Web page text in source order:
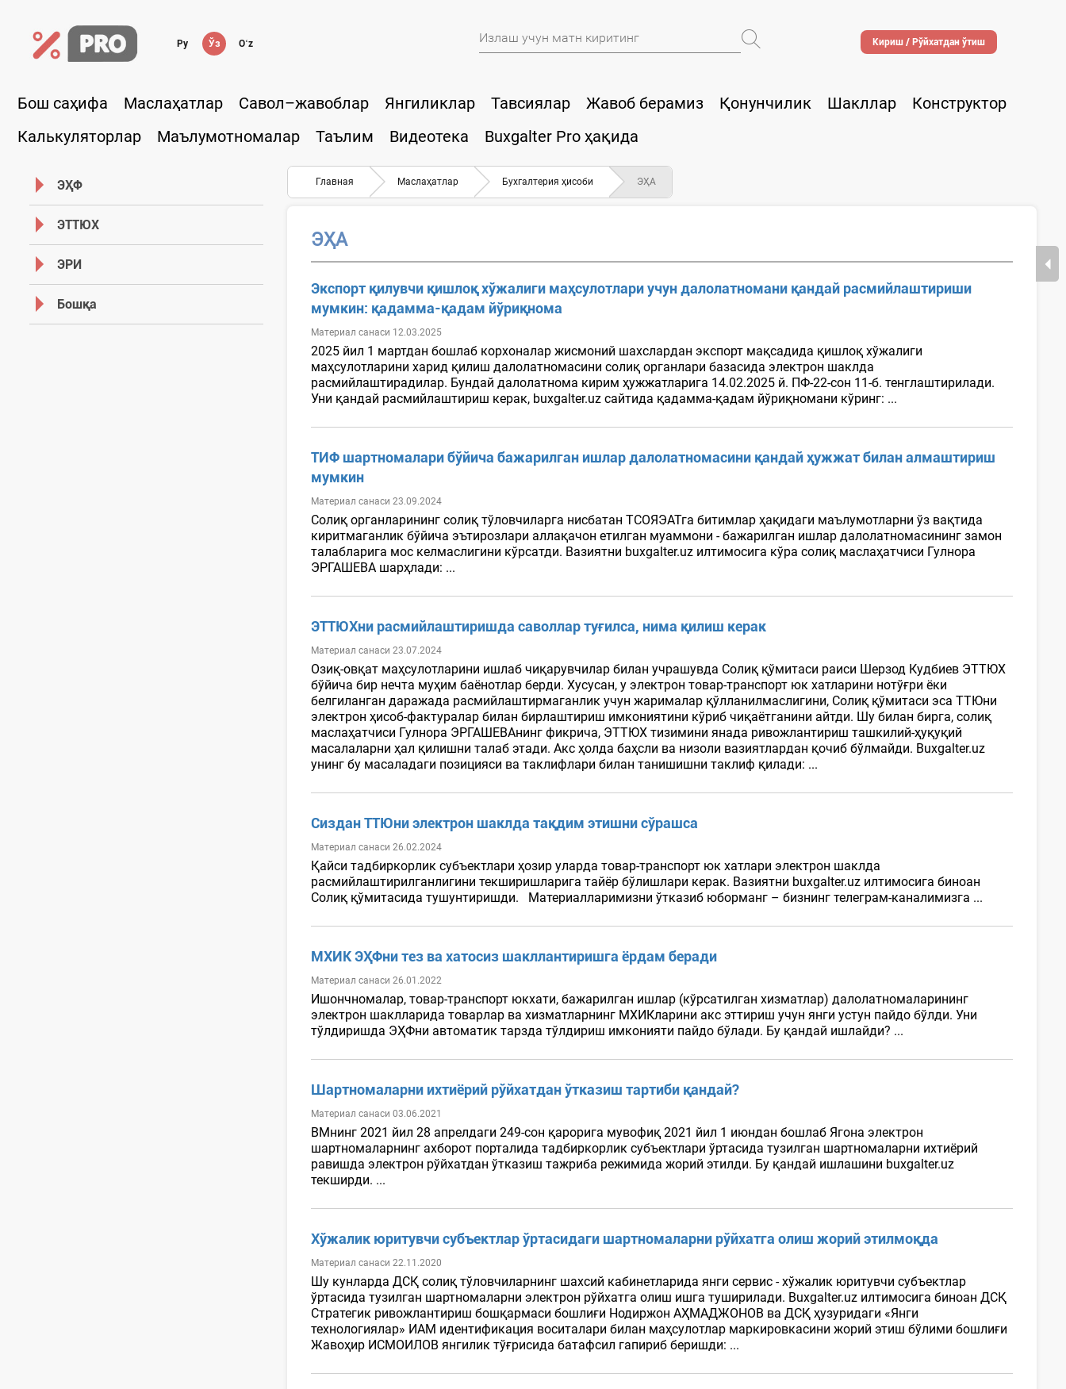
Ру Ўз Oʻz Кириш / Рўйхатдан ўтиш
Бош саҳифа Маслаҳатлар Савол–жавоблар Янгиликлар Тавсиялар Жавоб берамиз Қонунчилик Шакллар
Конструктор
Калькуляторлар
Маълумотномалар Таълим Видеотека Buxgalter Pro ҳақида
ЭҲФ
ЭТТЮХ
ЭРИ
Бошқа
Главная Маслаҳатлар Бухгалтерия ҳисоби ЭҲА
ЭҲА
Экспорт қилувчи қишлоқ хўжалиги маҳсулотлари учун далолатномани қандай расмийлаштириши
мумкин: қадамма-қадам йўриқнома
Материал санаси 12.03.2025
2025 йил 1 мартдан бошлаб корхоналар жисмоний шахслардан экспорт мақсадида қишлоқ хўжалиги
маҳсулотларини харид қилиш далолатномасини солиқ органлари базасида электрон шаклда
расмийлаштирадилар. Бундай далолатнома кирим ҳужжатларига 14.02.2025 й. ПФ-22-сон 11-б. тенглаштирилади.
Уни қандай расмийлаштириш керак, buxgalter.uz сайтида қадамма-қадам йўриқномани кўринг: ...
ТИФ шартномалари бўйича бажарилган ишлар далолатномасини қандай ҳужжат билан алмаштириш
мумкин
Материал санаси 23.09.2024
Солиқ органларининг солиқ тўловчиларга нисбатан ТСОЯЭАТга битимлар ҳақидаги маълумотларни ўз вақтида
киритмаганлик бўйича эътирозлари аллақачон етилган муаммони - бажарилган ишлар далолатномасининг замон
талабларига мос келмаслигини кўрсатди. Вазиятни buxgalter.uz илтимосига кўра солиқ маслаҳатчиси Гулнора
ЭРГАШЕВА шарҳлади: ...
ЭТТЮХни расмийлаштиришда саволлар туғилса, нима қилиш керак
Материал санаси 23.07.2024
Озиқ-овқат маҳсулотларини ишлаб чиқарувчилар билан учрашувда Солиқ қўмитаси раиси Шерзод Кудбиев ЭТТЮХ
бўйича бир нечта муҳим баёнотлар берди. Хусусан, у электрон товар-транспорт юк хатларини нотўғри ёки
белгиланган даражада расмийлаштирмаганлик учун жарималар қўлланилмаслигини, Солиқ қўмитаси эса ТТЮни
электрон ҳисоб-фактуралар билан бирлаштириш имкониятини кўриб чиқаётганини айтди. Шу билан бирга, солиқ
маслаҳатчиси Гулнора ЭРГАШЕВАнинг фикрича, ЭТТЮХ тизимини янада ривожлантириш ташкилий-ҳуқуқий
масалаларни ҳал қилишни талаб этади. Акс ҳолда баҳсли ва низоли вазиятлардан қочиб бўлмайди. Buxgalter.uz
унинг бу масаладаги позицияси ва таклифлари билан танишишни таклиф қилади: ...
Сиздан ТТЮни электрон шаклда тақдим этишни сўрашса
Материал санаси 26.02.2024
Қайси тадбиркорлик субъектлари ҳозир уларда товар-транспорт юк хатлари электрон шаклда
расмийлаштирилганлигини текширишларига тайёр бўлишлари керак. Вазиятни buxgalter.uz илтимосига биноан
Солиқ қўмитасида тушунтиришди. Материалларимизни ўтказиб юборманг – бизнинг телеграм-каналимизга ...
МХИК ЭҲФни тез ва хатосиз шакллантиришга ёрдам беради
Материал санаси 26.01.2022
Ишончномалар, товар-транспорт юкхати, бажарилган ишлар (кўрсатилган хизматлар) далолатномаларининг
электрон шаклларида товарлар ва хизматларнинг МХИКларини акс эттириш учун янги устун пайдо бўлди. Уни
тўлдиришда ЭҲФни автоматик тарзда тўлдириш имконияти пайдо бўлади. Бу қандай ишлайди? ...
Шартномаларни ихтиёрий рўйхатдан ўтказиш тартиби қандай?
Материал санаси 03.06.2021
ВМнинг 2021 йил 28 апрелдаги 249-сон қарорига мувофиқ 2021 йил 1 июндан бошлаб Ягона электрон
шартномаларнинг ахборот порталида тадбиркорлик субъектлари ўртасида тузилган шартномаларни ихтиёрий
равишда электрон рўйхатдан ўтказиш тажриба режимида жорий этилди. Бу қандай ишлашини buxgalter.uz
текширди. ...
Хўжалик юритувчи субъектлар ўртасидаги шартномаларни рўйхатга олиш жорий этилмоқда
Материал санаси 22.11.2020
Шу кунларда ДСҚ солиқ тўловчиларнинг шахсий кабинетларида янги сервис - хўжалик юритувчи субъектлар
ўртасида тузилган шартномаларни электрон рўйхатга олиш ишга туширилади. Buxgalter.uz илтимосига биноан ДСҚ
Стратегик ривожлантириш бошқармаси бошлиғи Нодиржон АҲМАДЖОНОВ ва ДСҚ ҳузуридаги «Янги
технологиялар» ИАМ идентификация воситалари билан маҳсулотлар маркировкасини жорий этиш бўлими бошлиғи
Жавоҳир ИСМОИЛОВ янгилик тўғрисида батафсил гапириб беришди: ...